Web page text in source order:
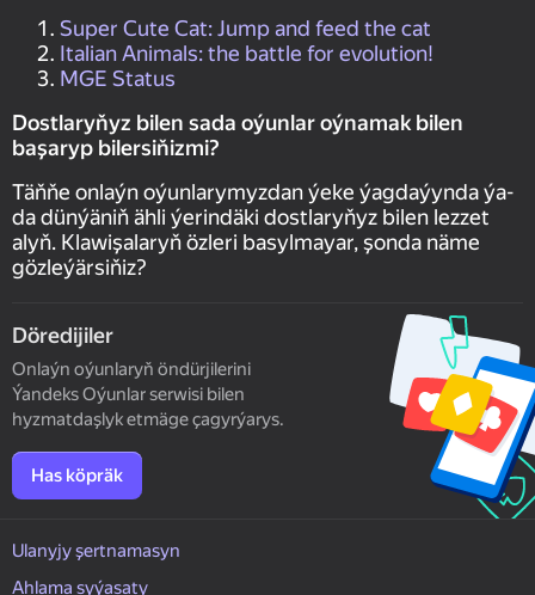
Super Cute Cat: Jump and feed the cat
Italian Animals: the battle for evolution!
MGE Status
Dostlaryňyz bilen sada oýunlar oýnamak bilen
başaryp bilersiňizmi?
Täňňe onlaýn oýunlarymyzdan ýeke ýagdaýynda ýa-
da dünýäniň ähli ýerindäki dostlaryňyz bilen lezzet
alyň. Klawişalaryň özleri basylmayar, şonda näme
gözleýärsiňiz?
Döredijiler
Onlaýn oýunlaryň öndürjilerini
Ýandeks Oýunlar serwisi bilen
hyzmatdaşlyk etmäge çagyrýarys.
Has köpräk
Ulanyjy şertnamasyn
Ahlama syýasaty